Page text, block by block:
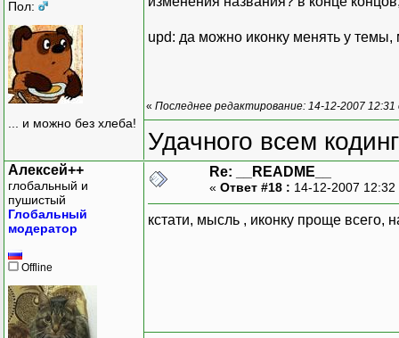
Пол:
... и можно без хлеба!
upd: да можно иконку менять у
« Последнее редактирование: 14-12-2007
Удачного всем
Алексей++
глобальный и
пушистый
Глобальный
модератор
Offline
Re: __README__
« Ответ #18 : 14-12-2007
кстати, мысль , иконку проще всего,